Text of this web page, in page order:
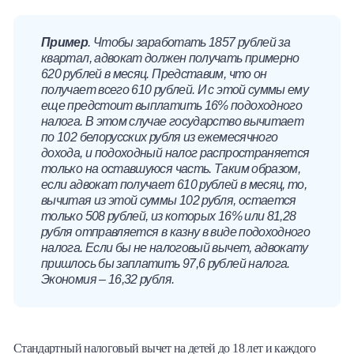
Пример. Чтобы заработать 1857 рублей за
квартал, адвокат должен получать примерно
620 рублей в месяц. Представим, что он
получает всего 610 рублей. И с этой суммы ему
еще предстоит выплатить 16% подоходного
налога. В этом случае государство вычитает
по 102 белорусских рубля из ежемесячного
дохода, и подоходный налог распространяется
только на оставшуюся часть. Таким образом,
если адвокат получает 610 рублей в месяц, то,
вычитая из этой суммы 102 рубля, остается
только 508 рублей, из которых 16% или 81,28
рубля отправляется в казну в виде подоходного
налога. Если бы не налоговый вычет, адвокату
пришлось бы заплатить 97,6 рублей налога.
Экономия – 16,32 рубля.
Стандартный налоговый вычет на детей до 18 лет и каждого